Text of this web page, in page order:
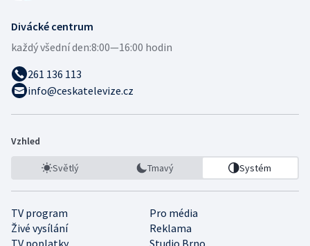
Divácké centrum
každý všední den:8:00—16:00 hodin
261 136 113
info@ceskatelevize.cz
Vzhled
Světlý Tmavý Systém
TV program
Pro média
Živé vysílání
Reklama